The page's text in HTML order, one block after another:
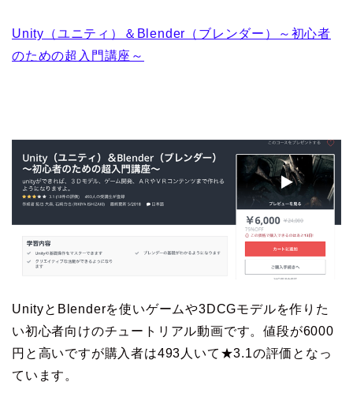
Unity（ユニティ）＆Blender（ブレンダー）～初心者
のための超入門講座～
UnityとBlenderを使いゲームや3DCGモデルを作りた
い初心者向けのチュートリアル動画です。値段が6000
円と高いですが購入者は493人いて★3.1の評価となっ
ています。